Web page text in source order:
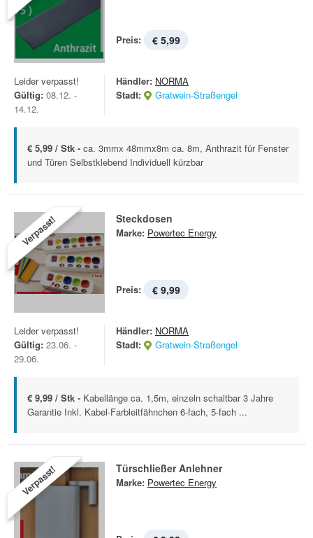
Preis: € 5,99
Leider verpasst!
Gültig: 08.12. -
14.12.
Händler: NORMA
Stadt:
Gratwein-Straßengel
€ 5,99 / Stk - ca. 3mmx 48mmx8m ca. 8m, Anthrazit für Fenster
und Türen Selbstklebend Individuell kürzbar
Verpasst! Steckdosen
Marke: Powertec Energy
Preis: € 9,99
Leider verpasst!
Gültig: 23.06. -
29.06.
Händler: NORMA
Stadt:
Gratwein-Straßengel
€ 9,99 / Stk - Kabellänge ca. 1,5m, einzeln schaltbar 3 Jahre
Garantie Inkl. Kabel-Farbleitfähnchen 6-fach, 5-fach ...
Verpasst! Türschließer Anlehner
Marke: Powertec Energy